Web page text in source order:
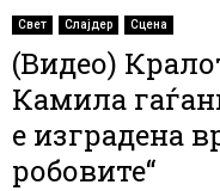
Свет Слајдер Сцена
(Видео)
Камила
е изградена
робовите“